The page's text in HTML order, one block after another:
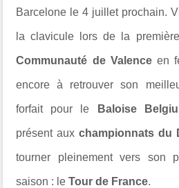
Barcelone le 4 juillet prochain.
la clavicule lors de la
Communauté de Valenceen
encore à retrouver son
forfait pour le Baloise
présent auxchampionnats du
tourner pleinement vers son
saison : leTour de France.